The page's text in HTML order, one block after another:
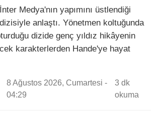
Medya'nın yapımını üstlendiği
anlaştı. Yönetmen koltuğunda
dizide genç yıldız hikâyenin
karakterlerden Hande'ye hayat
8 Ağustos 2026, Cumartesi -
04:29
3 dk
okuma